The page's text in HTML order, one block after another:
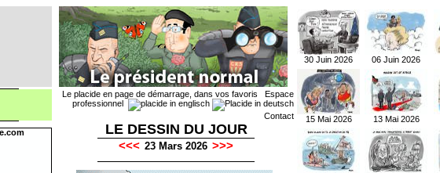
30 Juin 2026 06 Juin 2026
15 Mai 2026 13 Mai 2026
Le placide en page de démarrage dans vos favoris
Espace
professionnel
Contact
LE DESSIN DU JOUR
<<< 23 Mars 2026 >>>